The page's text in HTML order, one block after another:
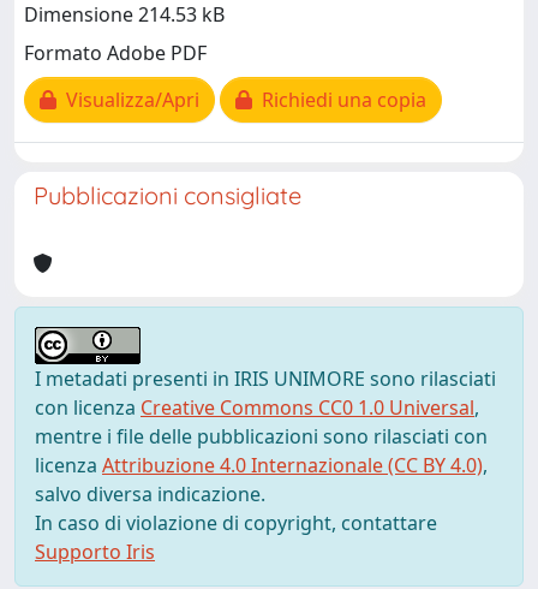
Dimensione 214.53 kB
Formato Adobe PDF
Visualizza/Apri
Richiedi una copia
Pubblicazioni consigliate
I metadati presenti in IRIS UNIMORE sono rilasciati
con licenza Creative Commons CC0 1.0 Universal,
mentre i file delle pubblicazioni sono rilasciati con
licenza Attribuzione 4.0 Internazionale (CC BY 4.0),
salvo diversa indicazione.
In caso di violazione di copyright, contattare
Supporto Iris